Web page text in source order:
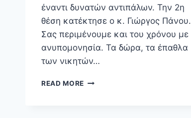
έναντι δυνατών αντιπάλων. Την 2η
θέση κατέκτησε ο κ. Γιώργος Πάνου.
Σας περιμένουμε και του χρόνου με
ανυπομονησία. Τα δώρα, τα έπαθλα
των νικητών…
READ MORE